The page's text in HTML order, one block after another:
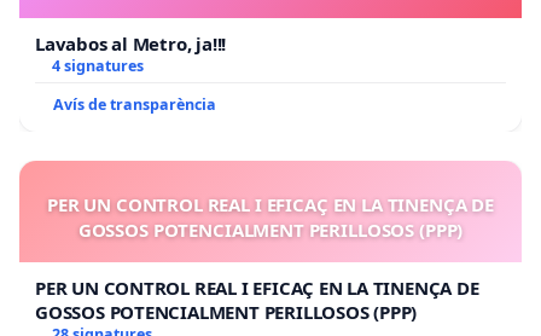
Lavabos al Metro, ja!!!
4 signatures
Avís de transparència
PER UN CONTROL REAL I EFICAÇ EN LA TINENÇA DE
GOSSOS POTENCIALMENT PERILLOSOS (PPP)
PER UN CONTROL REAL I EFICAÇ EN LA TINENÇA DE
GOSSOS POTENCIALMENT PERILLOSOS (PPP)